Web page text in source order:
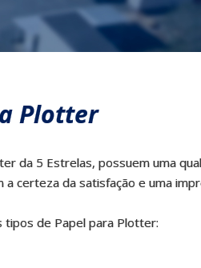
Plotter
da 5 Estrelas, possuem uma
a certeza da satisfação e uma
tipos de Papel para Plotter: